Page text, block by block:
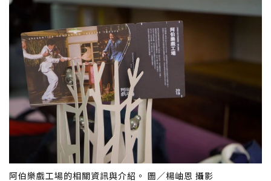
阿伯樂戲工場的相關資訊與介紹。 圖／楊岫恩 攝影